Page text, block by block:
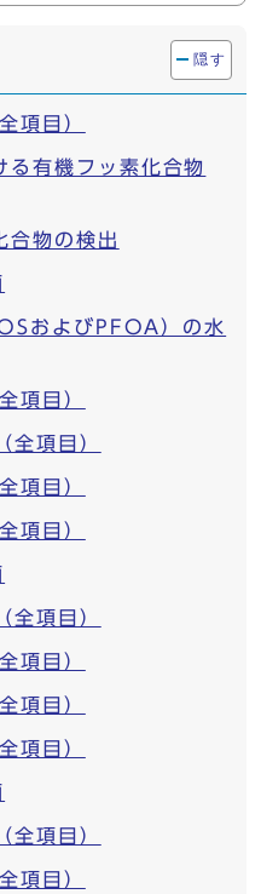
隠す
項目）
る有機フッ素化合物
合物の検出
およびPFOA）の水
項目）
項目）
項目）
項目）
項目）
項目）
項目）
項目）
項目）
項目）